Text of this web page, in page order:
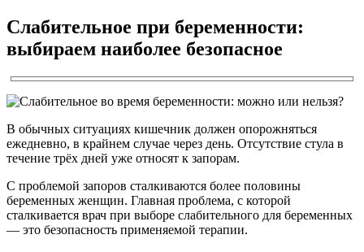
Слабительное при беременности:
выбираем наиболее безопасное
В обычных ситуациях кишечник должен опорожняться
ежедневно, в крайнем случае через день. Отсутствие стула в
течение трёх дней уже относят к запорам.
С проблемой запоров сталкиваются более половины
беременных женщин. Главная проблема, с которой
сталкивается врач при выборе слабительного для беременных
— это безопасность применяемой терапии.